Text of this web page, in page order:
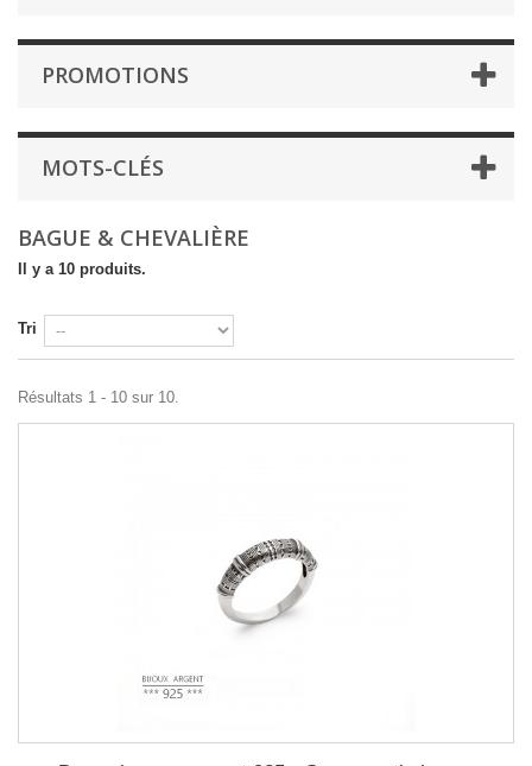
PROMOTIONS
MOTS-CLÉS
BAGUE & CHEVALIÈRE
Il y a 10 produits.
Tri
Résultats 1 - 10 sur 10.